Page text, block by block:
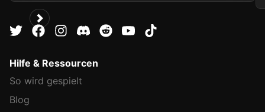
Hilfe & Ressourcen
So wird gespielt
Blog